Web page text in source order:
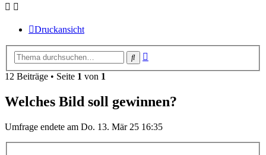
Druckansicht
Suche
12 Beiträge • Seite 1 von 1
Welches Bild soll gewinnen?
Umfrage endete am Do. 13. Mär 25 16:35